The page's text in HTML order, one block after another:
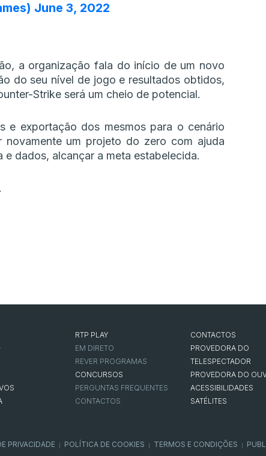
June 3, 2022
a organização fala do início de um novo
do seu nível de jogo e resultados obtidos,
Strike será um cheio de potencial.
e exportação dos mesmos para o cenário
novamente um projeto do zero com ajuda
dados, alcançar a meta estabelecida.
.
RTP PLAY
EM DIRETO
REVER PROGRAMAS
CONCURSOS
PERGUNTAS FREQUENTES
CONTACTOS
CONTACTOS
PROVEDORA DO
TELESPECTADOR
PROVEDORA DO
ACESSIBILIDADES
SATÉLITES
PRIVACIDADE POLÍTICA DE COOKIES TERMOS E CONDIÇÕES